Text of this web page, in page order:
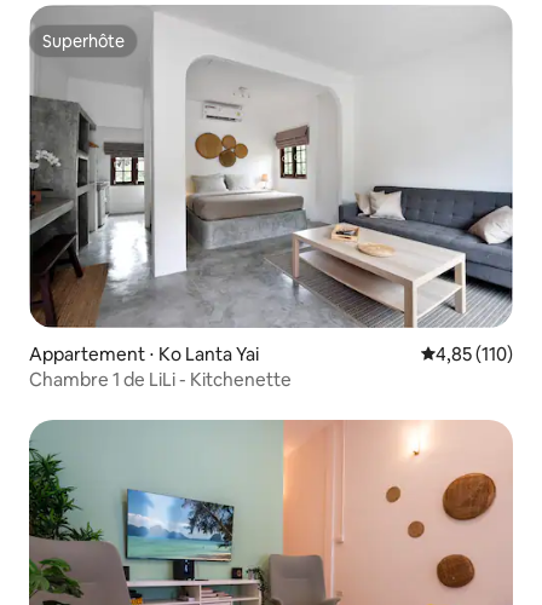
Superhôte
Superhôte
Appartement ⋅ Ko Lanta Yai Évaluation
4,85 (110)
Chambre 1 de LiLi - Kitchenette